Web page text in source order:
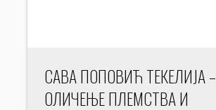
САВА ПОПОВИЋ ТЕКЕЛИЈА –
ОЛИЧЕЊЕ ПЛЕМСТВА И